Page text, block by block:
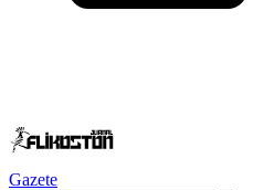
Gazete